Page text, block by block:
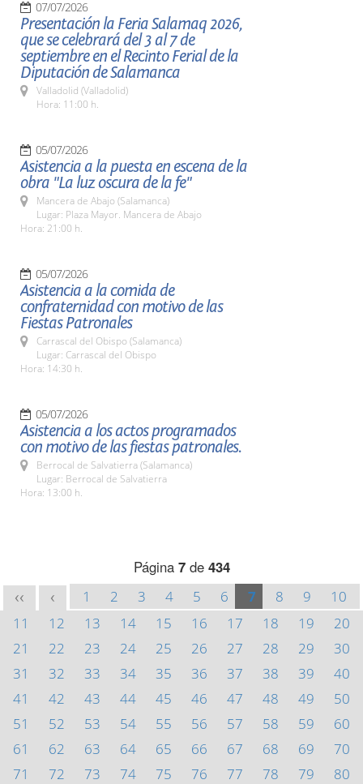
07/07/2026
Presentación la Feria Salamaq 2026,
que se celebrará del 3 al 7 de
septiembre en el Recinto Ferial de la
Diputación de Salamanca
Valladolid (Valladolid)
Hora: 11:00 h.
05/07/2026
Asistencia a la puesta en escena de la
obra "La luz oscura de la fe"
Mancera de Abajo (Salamanca)
Lugar: Plaza Mayor. Mancera de Abajo
Hora: 21:00 h.
05/07/2026
Asistencia a la comida de
confraternidad con motivo de las
Fiestas Patronales
Carrascal del Obispo (Salamanca)
Lugar: Carrascal del Obispo
Hora: 14:30 h.
05/07/2026
Asistencia a los actos programados
con motivo de las fiestas patronales.
Berrocal de Salvatierra (Salamanca)
Lugar: Berrocal de Salvatierra
Hora: 13:00 h.
Página 7de 434
<< < 1 2 3 4 5 6 7 8 9
10
11
12 13 14 15 16 17 18 19
20
21
22 23 24 25 26 27 28 29
30
31
32 33 34 35 36 37 38 39
40
41
42 43 44 45 46 47 48 49
50
51
52 53 54 55 56 57 58 59
60
61
62 63 64 65 66 67 68 69
70
71
72 73 74 75 76 77 78 79
80